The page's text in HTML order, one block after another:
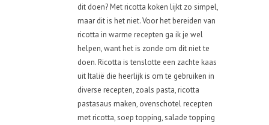
dit doen? Met ricotta koken lijkt zo simpel,
maar dit is het niet. Voor het bereiden van
ricotta in warme recepten ga ik je wel
helpen, want het is zonde om dit niet te
doen. Ricotta is tenslotte een zachte kaas
uit Italië die heerlijk is om te gebruiken in
diverse recepten, zoals pasta, ricotta
pastasaus maken, ovenschotel recepten
met ricotta, soep topping, salade topping